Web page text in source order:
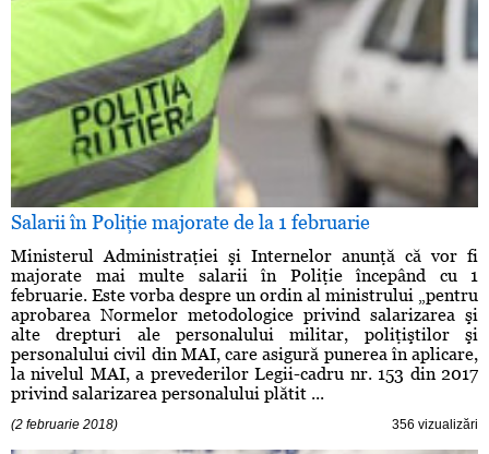
Salarii în Poliţie majorate de la 1 februarie
Ministerul Administraţiei şi Internelor anunţă că vor fi
majorate mai multe salarii în Poliţie începând cu 1
februarie. Este vorba despre un ordin al ministrului „pentru
aprobarea Normelor metodologice privind salarizarea şi
alte drepturi ale personalului militar, poliţiştilor şi
personalului civil din MAI, care asigură punerea în aplicare,
la nivelul MAI, a prevederilor Legii-cadru nr. 153 din 2017
privind salarizarea personalului plătit ...
(2 februarie 2018) 356 vizualizări